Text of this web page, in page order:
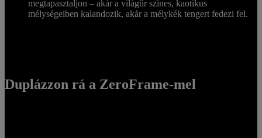
megtapasztaljon – akár a világűr színes, kaotikus
mélységeiben kalandozik, akár a mélykék tengert fedezi fel.
Duplázzon rá a ZeroFrame-mel